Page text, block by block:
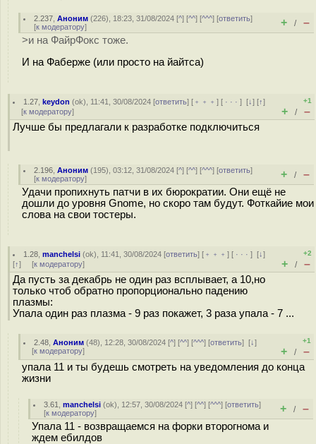
2.237 ,Аноним (226), 18:23, 31/08/2024 [^] [^^] [^^^] [ответить]
[к модератору] + / –
>и на ФайрФокс тоже.
И на Фаберже (или просто на йайтса)
1.27 ,keydon (ok), 11:41, 30/08/2024 [ответить] [ ﹢﹢﹢] [ · · ·][↓] [↑]
[к модератору]
+1
+ / –
Лучше бы предлагали к разработке подключиться
2.196 ,Аноним (195), 03:12, 31/08/2024 [^] [^^] [^^^] [ответить]
[к модератору] + / –
Удачи пропихнуть патчи в их бюрократии. Они ещё не
дошли до уровня Gnome, но скоро там будут. Фоткайие мои
слова на свои тостеры.
1.28 ,manchelsi (ok), 11:41, 30/08/2024 [ответить] [ ﹢﹢﹢] [ · · ·][↓]
[↑] [к модератору]
+2
+ / –
Да пусть за декабрь не один раз всплывает, а 10,но
только чтоб обратно пропорционально падению
плазмы:
Упала один раз плазма - 9 раз покажет, 3 раза упала - 7 ...
2.48 ,Аноним (48), 12:28, 30/08/2024 [^] [^^] [^^^] [ответить][↓]
[к модератору]
+1
+ / –
упала 11 и ты будешь смотреть на уведомления до конца
жизни
3.61 ,manchelsi (ok), 12:57, 30/08/2024 [^] [^^] [^^^] [ответить]
[к модератору] + / –
Упала 11 - возвращаемся на форки второгнома и
ждем ебилдов